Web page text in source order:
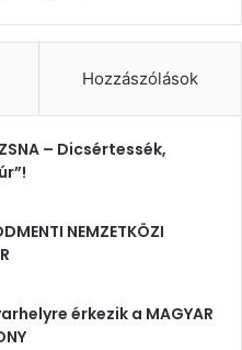
Hozzászólások
– Dicsértessék,
NEMZETKÖZI
érkezik a MAGYAR